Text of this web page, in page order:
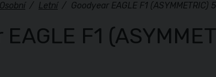
Osobní / Letní / Goodyear EAGLE F1 (ASYMMETRIC)
F1